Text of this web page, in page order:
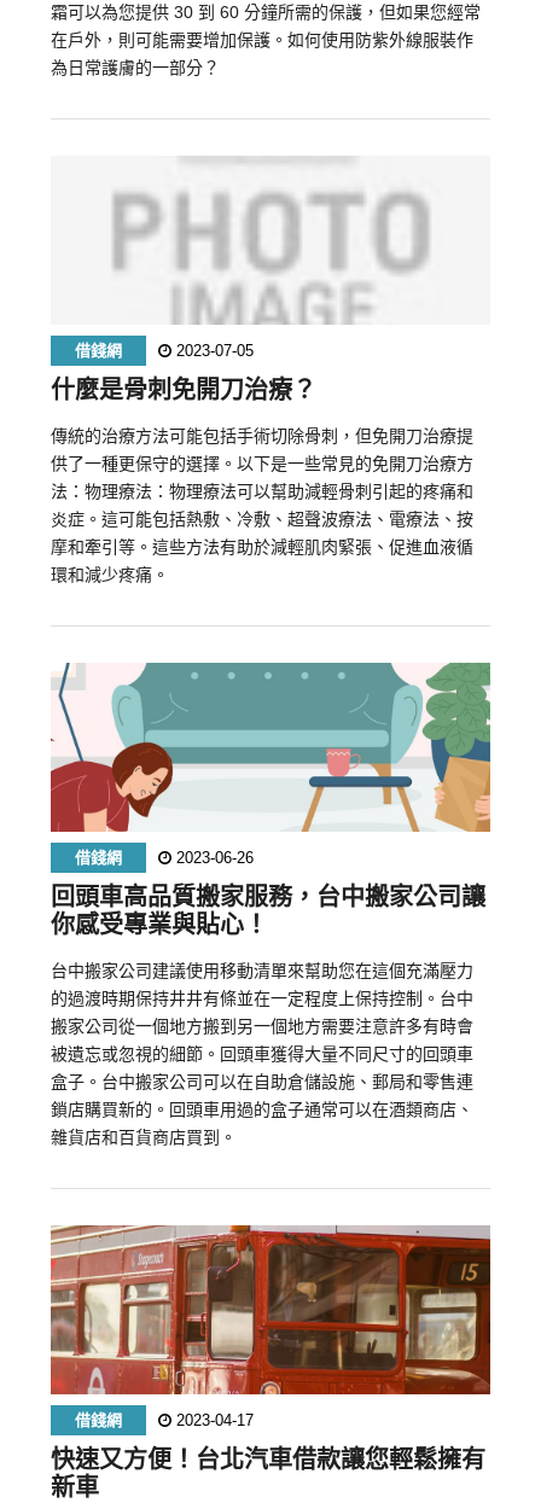
霜可以為您提供 30 到 60 分鐘所需的保護，但如果您經常
在戶外，則可能需要增加保護。如何使用防紫外線服裝作
為日常護膚的一部分？
借錢網 2023-07-05
什麼是骨刺免開刀治療？
傳統的治療方法可能包括手術切除骨刺，但免開刀治療提
供了一種更保守的選擇。以下是一些常見的免開刀治療方
法：物理療法：物理療法可以幫助減輕骨刺引起的疼痛和
炎症。這可能包括熱敷、冷敷、超聲波療法、電療法、按
摩和牽引等。這些方法有助於減輕肌肉緊張、促進血液循
環和減少疼痛。
借錢網 2023-06-26
回頭車高品質搬家服務，台中搬家公司讓
你感受專業與貼心！
台中搬家公司建議使用移動清單來幫助您在這個充滿壓力
的過渡時期保持井井有條並在一定程度上保持控制。台中
搬家公司從一個地方搬到另一個地方需要注意許多有時會
被遺忘或忽視的細節。回頭車獲得大量不同尺寸的回頭車
盒子。台中搬家公司可以在自助倉儲設施、郵局和零售連
鎖店購買新的。回頭車用過的盒子通常可以在酒類商店、
雜貨店和百貨商店買到。
借錢網 2023-04-17
快速又方便！台北汽車借款讓您輕鬆擁有
新車